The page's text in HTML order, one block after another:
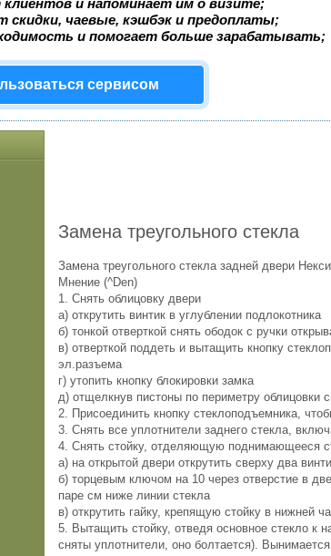
и напоминает им о визите;
скидки, чаевые, кэшбэк и предоплаты;
и помогает больше зарабатывать;
сервисом
Замена треугольного стекла
Замена треугольного стекла задней двери
Мнение (^Den)
1. Снять облицовку двери
а) открутить винтик в углублении подлокотника
б) тонкой отверткой снять ободок с ручки
в) отверткой поддеть и вытащить кнопку
эл.разъема
г) утопить кнопку блокировки замка
д) отщелкнув пистоны по периметру облицовки
2. Присоединить кнопку стеклоподъемника,
3. Снять все уплотнители заднего стекла,
4. Снять стойку, отделяющую поднимающееся
а) на открытой двери открутить сверху два
б) торцевым ключом на 10 через отверстие в
паре см ниже линии стекла
в) открутить гайку, крепящую стойку в нижней
5. Вытащить стойку, отведя основное стекло к
сняты уплотнители, оно болтается).